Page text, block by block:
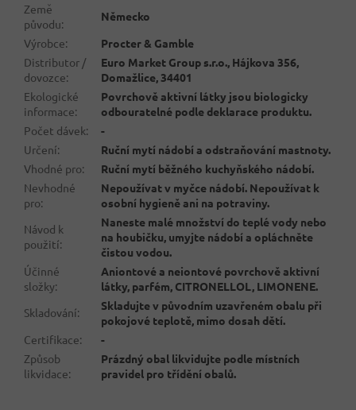
Země
původu:
Německo
Výrobce:
Procter & Gamble
Distributor /
dovozce:
Euro Market Group s.r.o., Hájkova 356,
Domažlice, 34401
Ekologické
informace:
Povrchově aktivní látky jsou biologicky
odbouratelné podle deklarace produktu.
Počet dávek:
-
Určení:
Ruční mytí nádobí a odstraňování mastnoty.
Vhodné pro:
Ruční mytí běžného kuchyňského nádobí.
Nevhodné
pro:
Nepoužívat v myčce nádobí. Nepoužívat k
osobní hygieně ani na potraviny.
Návod k
použití:
Naneste malé množství do teplé vody nebo
na houbičku, umyjte nádobí a opláchněte
čistou vodou.
Účinné
složky:
Aniontové a neiontové povrchově aktivní
látky, parfém, CITRONELLOL, LIMONENE.
Skladování:
Skladujte v původním uzavřeném obalu při
pokojové teplotě, mimo dosah dětí.
Certifikace:
-
Způsob
likvidace:
Prázdný obal likvidujte podle místních
pravidel pro třídění obalů.